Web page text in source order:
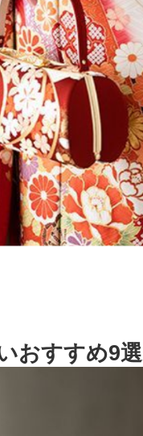
おすすめ9選